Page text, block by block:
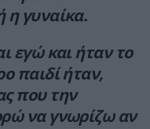
η γυναίκα.
εγώ και ήταν το
παιδί ήταν,
που την
να γνωρίζω αν